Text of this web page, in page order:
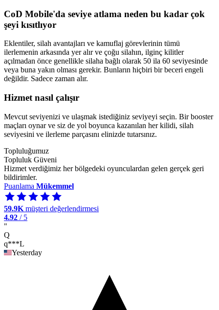
CoD Mobile'da seviye atlama neden bu kadar çok
şeyi kısıtlıyor
Eklentiler, silah avantajları ve kamuflaj görevlerinin tümü
ilerlemenin arkasında yer alır ve çoğu silahın, ilginç kilitler
açılmadan önce genellikle silaha bağlı olarak 50 ila 60 seviyesinde
veya buna yakın olması gerekir. Bunların hiçbiri bir beceri engeli
değildir. Sadece zaman alır.
Hizmet nasıl çalışır
Mevcut seviyenizi ve ulaşmak istediğiniz seviyeyi seçin. Bir booster
maçları oynar ve siz de yol boyunca kazanılan her kilidi, silah
seviyesini ve ilerleme parçasını elinizde tutarsınız.
Topluluğumuz
Topluluk Güveni
Hizmet verdiğimiz her bölgedeki oyunculardan gelen gerçek geri
bildirimler.
Puanlama Mükemmel
59.9K müşteri değerlendirmesi
4.92 / 5
"
Q
q***L
Yesterday